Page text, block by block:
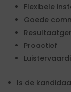
Flexibele
Goede
Proactief
Is de